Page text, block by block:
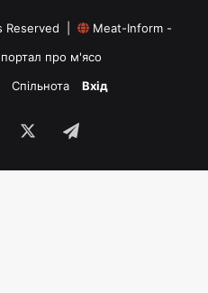
Reserved |
Meat-Inform -
про м'ясо
Спільнота Вхід
Facebook